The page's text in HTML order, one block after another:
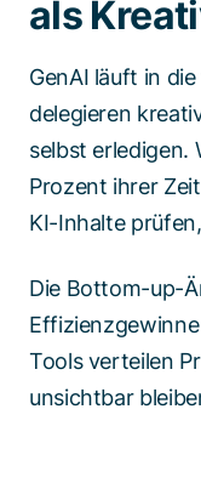
als
GenAI läuft in
delegieren
selbst erledigen.
Prozent ihrer
KI-Inhalte
Die Bottom-up-
Tools verteilen
unsichtbar